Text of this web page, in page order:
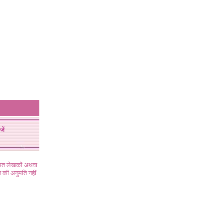
लेखकों अथवा
अनुमति नहीं